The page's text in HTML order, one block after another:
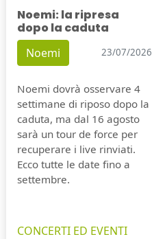
Noemi: la ripresa
dopo la caduta
Noemi 23/07/2026
Noemi dovrà osservare 4
settimane di riposo dopo la
caduta, ma dal 16 agosto
sarà un tour de force per
recuperare i live rinviati.
Ecco tutte le date fino a
settembre.
CONCERTI ED EVENTI